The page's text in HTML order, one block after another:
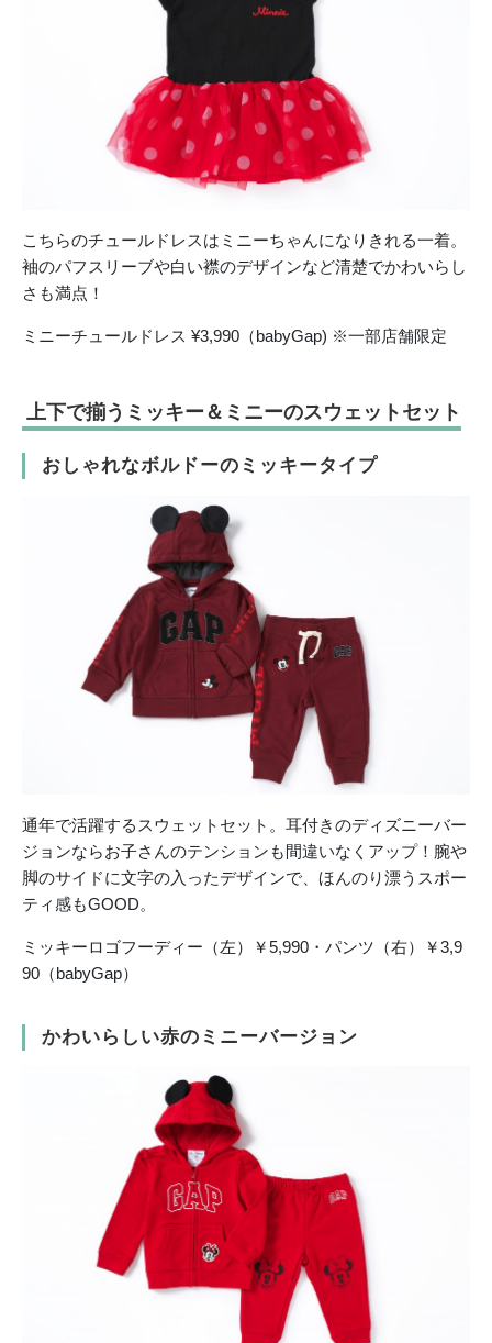
こちらのチュールドレスはミニーちゃんになりきれる一着。
袖のパフスリーブや白い襟のデザインなど清楚でかわいらし
さも満点！
ミニーチュールドレス ¥3,990（babyGap) ※一部店舗限定
上下で揃うミッキー＆ミニーのスウェットセット
おしゃれなボルドーのミッキータイプ
通年で活躍するスウェットセット。耳付きのディズニーバー
ジョンならお子さんのテンションも間違いなくアップ！腕や
脚のサイドに文字の入ったデザインで、ほんのり漂うスポー
ティ感もGOOD。
ミッキーロゴフーディー（左）￥5,990・パンツ（右）￥3,9
90（babyGap）
かわいらしい赤のミニーバージョン